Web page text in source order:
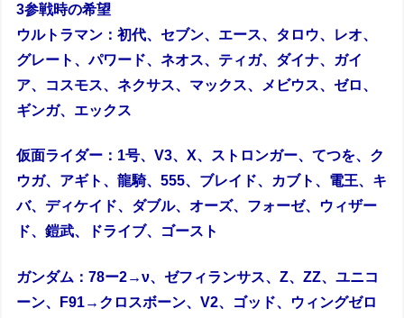
3参戦時の希望
ウルトラマン：初代、セブン、エース、タロウ、レオ、
グレート、パワード、ネオス、ティガ、ダイナ、ガイ
ア、コスモス、ネクサス、マックス、メビウス、ゼロ、
ギンガ、エックス
仮面ライダー：1号、V3、X、ストロンガー、てつを、ク
ウガ、アギト、龍騎、555、ブレイド、カブト、電王、キ
バ、ディケイド、ダブル、オーズ、フォーゼ、ウィザー
ド、鎧武、ドライブ、ゴースト
ガンダム：78ー2→ν、ゼフィランサス、Z、ZZ、ユニコ
ーン、F91→クロスボーン、V2、ゴッド、ウィングゼロ